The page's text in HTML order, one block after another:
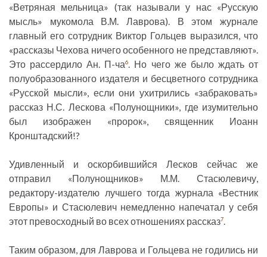
«Ветряная мельница» (так называли у нас «Русскую
мысль» мукомола В.М. Лаврова). В этом журнале
главный его сотрудник Виктор Гольцев выразился, что
«рассказы Чехова ничего особенного не представляют».
Это рассердило Ан. П-ча6
. Но чего же было ждать от
полуобразованного издателя и бесцветного сотрудника
«Русской мысли», если они ухитрились «забраковать»
рассказ Н.С. Лескова «Полунощники», где изумительно
был изображен «пророк», священник Иоанн
Кронштадский!?
Удивленный и оскорбившийся Лесков сейчас же
отправил «Полунощников» М.М. Стасюлевичу,
редактору-издателю лучшего тогда журнала «Вестник
Европы» и Стасюлевич немедленно напечатал у себя
этот превосходный во всех отношениях рассказ7
Таким образом, для Лаврова и Гольцева не годились ни